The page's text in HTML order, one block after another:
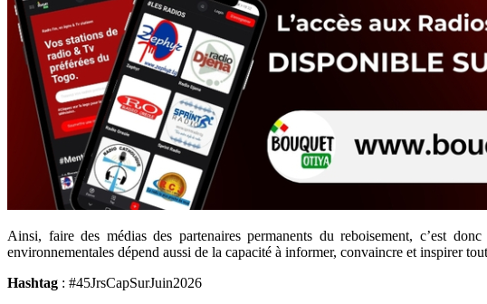
Ainsi, faire des médias des partenaires permanents du reboisement, c’est
environnementales dépend aussi de la capacité à informer, convaincre et inspirer
Hashtag : #45JrsCapSurJuin2026